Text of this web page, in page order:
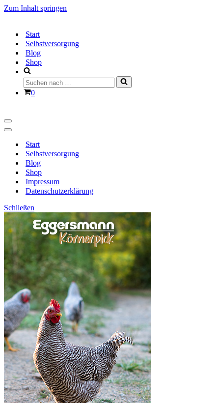
Zum Inhalt springen
Start
Selbstversorgung
Blog
Shop
Suchen
nach …
Warenkorb
0
Navigationsmenü
Navigationsmenü
Start
Selbstversorgung
Blog
Shop
Impressum
Datenschutzerklärung
Schließen